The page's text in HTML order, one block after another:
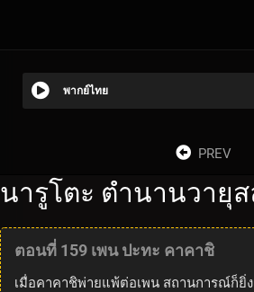
พากย์ไทย
PREV
นารูโตะ ตำนานวายุส
ตอนที่ 159 เพน ปะทะ คาคาชิ
เมื่อคาคาชิพ่ายแพ้ต่อเพน สถานการณ์ก็ยิ่